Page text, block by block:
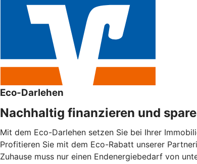
Eco-Darlehen
Nachhaltig finanzieren und
Mit dem Eco-Darlehen setzen Sie bei Ihrer
Profitieren Sie mit dem Eco-Rabatt unserer
Zuhause muss nur einen Endenergiebedarf von